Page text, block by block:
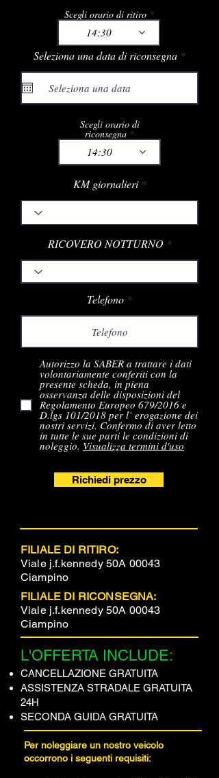
Scegli orario di ritiro
14:30
Seleziona una data di riconsegna *r
q
Scegli orario di
riconsegna
14:30
KM giornalieri
RICOVERO NOTTURNO
Telefono
Autorizzo la SABER a trattare i dati
volontariamente conferiti con la
presente scheda, in piena
osservanza delle disposizioni del
Regolamento Europeo 679/2016 e
D.lgs 101/2018 per l’ erogazione dei
nostri servizi. Confermo di aver letto
in tutte le sue parti le condizioni di
noleggio. Visualizza termini d'uso
Richiedi prezzo
FILIALE DI RITIRO:
Viale j.f.kennedy 50A 00043
Ciampino
FILIALE DI RICONSEGNA:
Viale j.f.kennedy 50A 00043
Ciampino
L'OFFERTA INCLUDE:​​​
CANCELLAZIONE GRATUITA
ASSISTENZA STRADALE GRATUITA
24H
SECONDA GUIDA GRATUITA
Per noleggiare un nostro veicolo
occorrono i seguenti requisiti: